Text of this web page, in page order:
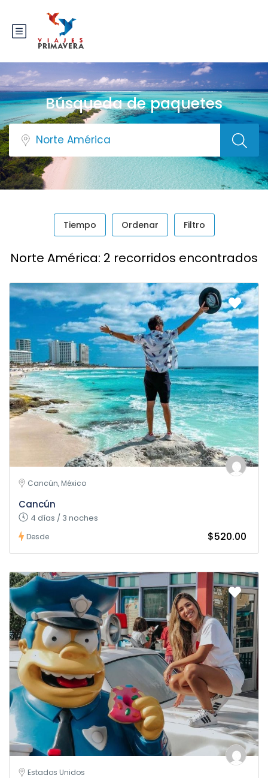
Búsqueda de paquetes
Tiempo Ordenar Filtro
Norte América: 2 recorridos encontrados
Cancún, México
Cancún
4 días / 3 noches
Desde $520.00
Estados Unidos